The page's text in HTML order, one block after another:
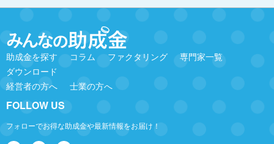
助成金を探す コラム ファクタリング
専門家一覧
ダウンロード
経営者の方へ
士業の方へ
FOLLOW US
フォローでお得な助成金や最新情報をお届け！